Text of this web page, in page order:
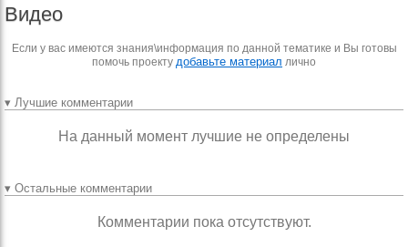
Видео
Если у вас имеются знания\информация по данной тематике и Вы готовы
помочь проекту добавьте материал лично
▾ Лучшие комментарии
На данный момент лучшие не определены
▾ Остальные комментарии
Комментарии пока отсутствуют.